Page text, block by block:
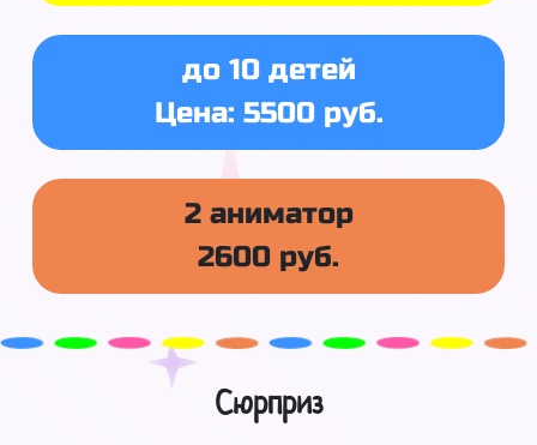
до 10 детей
Цена: 5500 руб.
2 аниматор
2600 руб.
Сюрприз